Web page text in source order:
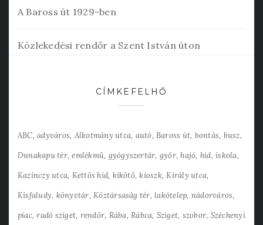
A Baross út 1929-ben
Közlekedési rendőr a Szent István úton
CÍMKEFELHŐ
ABC adyváros Alkotmány utca autó Baross út bontás busz
Dunakapu tér emlékmű gyógyszertár győr hajó híd iskola
Kazinczy utca Kettős híd kikötő kioszk Király utca
Kisfaludy könyvtár Köztársaság tér lakótelep nádorváros
piac radó sziget rendőr Rába Rábca Sziget szobor Széchenyi